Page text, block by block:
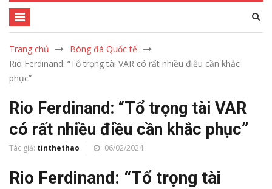
Trang chủ
Bóng đá Quốc tế
Rio Ferdinand: “Tổ trọng tài VAR có rất nhiều điều cần khắc
phục”
Rio Ferdinand: “Tổ trọng tài VAR
có rất nhiều điều cần khắc phục”
Tác giả: tinthethao 06/02/2024
Rio Ferdinand: “Tổ trọng tài